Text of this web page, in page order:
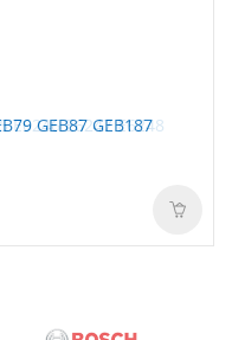
GEB87 GEB187
E6246 E6247 E6248